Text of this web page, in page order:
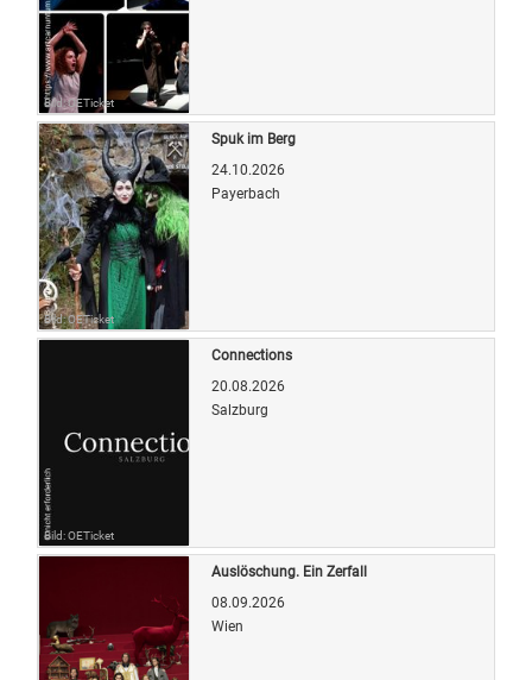
Bild: OETicket
Bild: OETicket
Spuk im Berg
24.10.2026
Payerbach
Bild: OETicket
Connections
20.08.2026
Salzburg
Auslöschung. Ein Zerfall
08.09.2026
Wien